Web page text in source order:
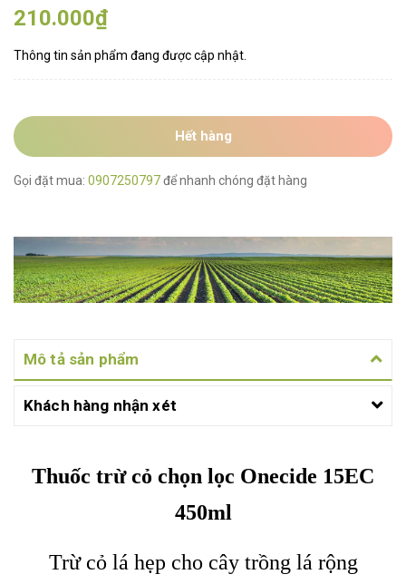
210.000₫
Thông tin sản phẩm đang được cập nhật.
Hết hàng
Gọi đặt mua: 0907250797để nhanh chóng đặt hàng
Mô tả sản phẩm
Khách hàng nhận xét
Thuốc trừ cỏ chọn lọc Onecide 15EC
450ml
Trừ cỏ lá hẹp cho cây trồng lá rộng